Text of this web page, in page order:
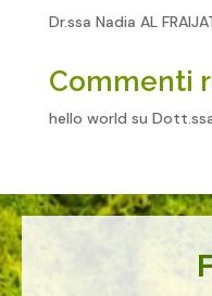
Dr.ssa Nadia AL
Commenti
hello world su